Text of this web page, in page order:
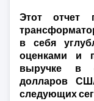
Этот отчет
в себя
оценками и
выручке в
долларов
следующих